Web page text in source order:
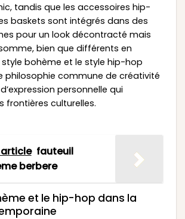
tandis que les accessoires hip-
baskets sont intégrés dans des
pour un look décontracté mais
bien que différents en
bohème et le style hip-hop
philosophie commune de créativité
personnelle qui
frontières culturelles.
fauteuil
berbere
et le hip-hop dans la